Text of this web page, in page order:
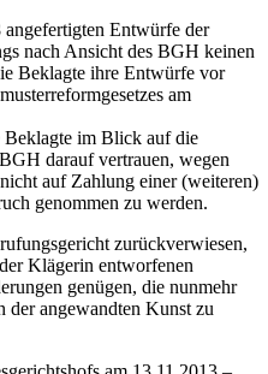
Entwürfe der
nach Ansicht des BGH keinen
Beklagte ihre Entwürfe vor
am
Beklagte im Blick auf die
darauf vertrauen, wegen
auf Zahlung einer (weiteren)
genommen zu werden.
zurückverwiesen,
Klägerin entworfenen
genügen, die nunmehr
der angewandten Kunst zu